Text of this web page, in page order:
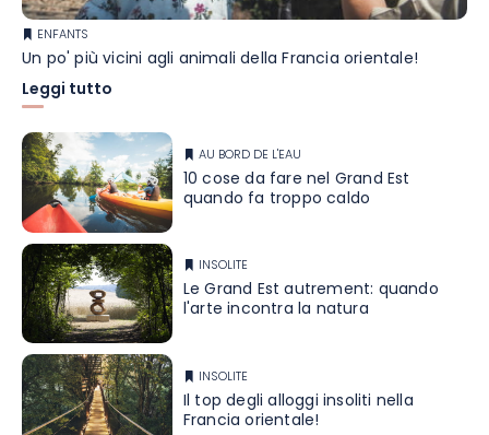
ENFANTS
Un po' più vicini agli animali della Francia orientale!
Leggi tutto
AU BORD DE L'EAU
10 cose da fare nel Grand Est
quando fa troppo caldo
INSOLITE
Le Grand Est autrement: quando
l'arte incontra la natura
INSOLITE
Il top degli alloggi insoliti nella
Francia orientale!